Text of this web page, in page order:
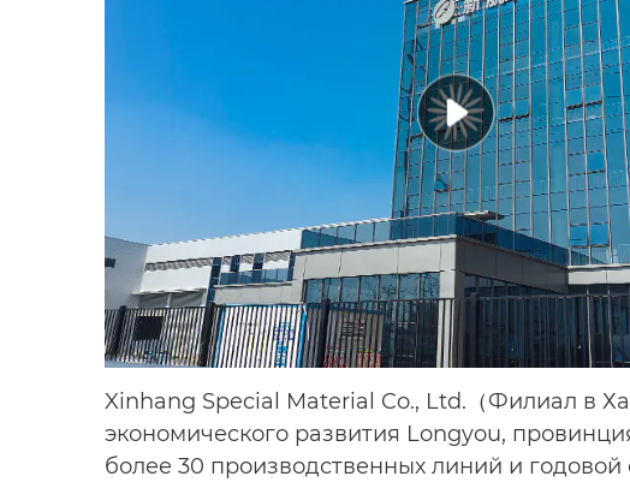
Xinhang Special Material Co., Ltd.（Филиал в
экономического развития Longyou,
более 30 производственных линий и